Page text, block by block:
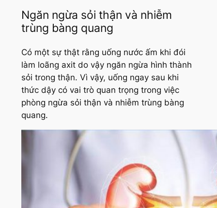
Ngăn ngừa sỏi thận và nhiễm
trùng bàng quang
Có một sự thật rằng uống nước ấm khi đói
làm loãng axit do vậy ngăn ngừa hình thành
sỏi trong thận. Vì vậy, uống ngay sau khi
thức dậy có vai trò quan trọng trong việc
phòng ngừa sỏi thận và nhiễm trùng bàng
quang.